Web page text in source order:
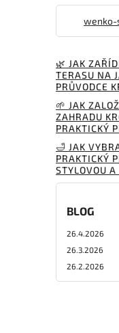
wenko-
🌿 JAK
TERASU NA
PRŮVODCE
🌱 JAK
ZAHRADU
PRAKTICKÝ
🛁 JAK
PRAKTICKÝ
STYLOVOU
BLOG
26.4.2026
26.3.2026
26.2.2026